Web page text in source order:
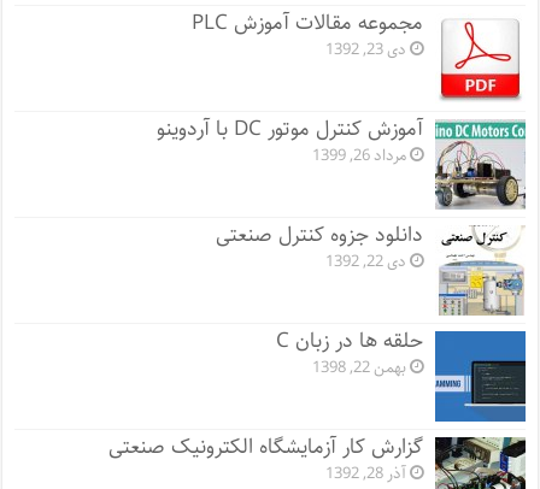
مجموعه مقالات آموزش PLC
دی 23, 1392
آموزش کنترل موتور DC با آردوینو
مرداد 26, 1399
دانلود جزوه کنترل صنعتی
دی 22, 1392
حلقه ها در زبان C
بهمن 22, 1398
گزارش کار آزمایشگاه الکترونیک صنعتی
آذر 28, 1392